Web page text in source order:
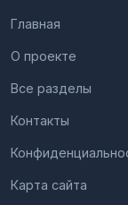
Главная
О проекте
Все разделы
Контакты
Карта сайта